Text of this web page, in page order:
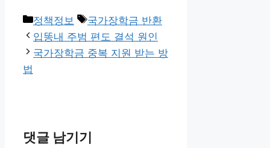
카
테
고
정책정보
태
그
국가장학금 반환
입똥내 주범 편도 결석 원인
국가장학금 중복 지원 받는 방
법
댓글 남기기